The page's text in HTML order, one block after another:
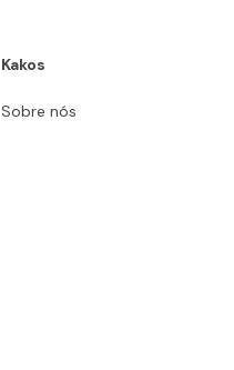
Kakos
Sobre nós